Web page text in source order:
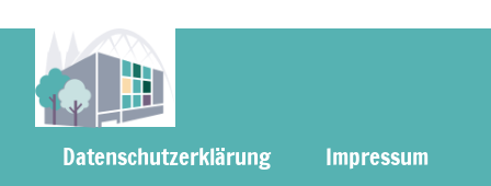
Datenschutzerklärung Impressum